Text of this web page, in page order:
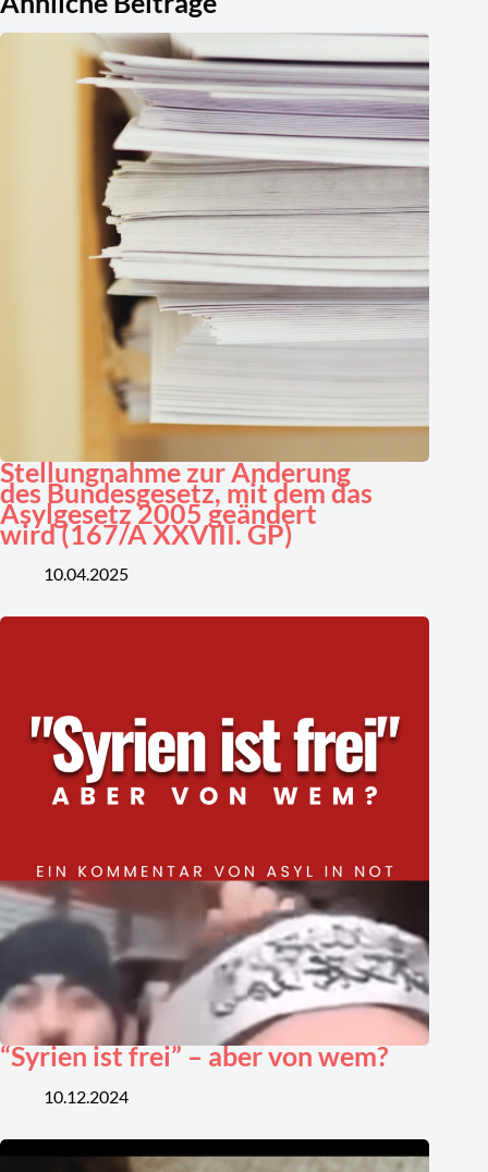
Stellungnahme zur Änderung
des Bundesgesetz, mit dem das
Asylgesetz 2005 geändert
wird (167/A XXVIII. GP)
10.04.2025
“Syrien ist frei” – aber von wem?
10.12.2024